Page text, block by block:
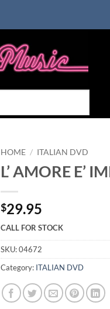
HOME / ITALIAN DVD
L’ AMORE E’
$29.95
CALL FOR STOCK
SKU:04672
Category: ITALIAN DVD